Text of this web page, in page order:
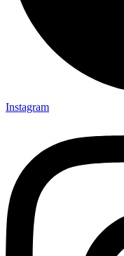
Instagram